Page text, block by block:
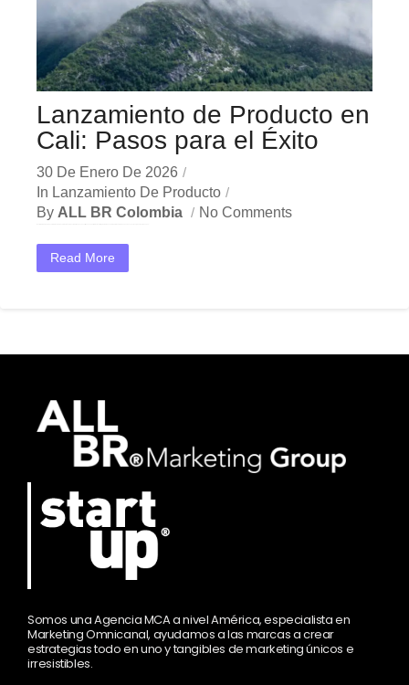
Lanzamiento de Producto en
Cali: Pasos para el Éxito
30 De Enero De 2026
In Lanzamiento De Producto
By ALL BR Colombia No Comments
Read More
Somos una Agencia MCA a nivel América, especialista en
Marketing Omnicanal, ayudamos a las marcas a crear
estrategias todo en uno y tangibles de marketing únicos e
irresistibles.